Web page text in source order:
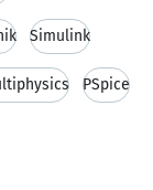
Simulink
PSpice